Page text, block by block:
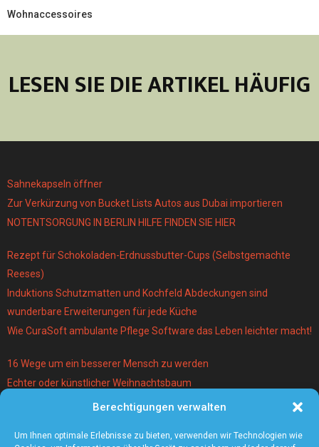
Berechtigungen verwalten
Um Ihnen optimale Erlebnisse zu bieten, verwenden wir Technologien wie
Wohnaccessoires
LESEN SIE DIE ARTIKEL HÄUFIG
Sahnekapseln öffner
Zur Verkürzung von Bucket Lists Autos aus Dubai importieren
NOTENTSORGUNG IN BERLIN HILFE FINDEN SIE HIER
Rezept für Schokoladen-Erdnussbutter-Cups (Selbstgemachte
Reeses)
Induktions Schutzmatten und Kochfeld Abdeckungen sind
wunderbare Erweiterungen für jede Küche
Wie CuraSoft ambulante Pflege Software das Leben leichter macht!
16 Wege um ein besserer Mensch zu werden
Echter oder künstlicher Weihnachtsbaum
Warum lohnt es sich einen Magier und Mentalist zu buchen?
Die 5 angesagtesten Schmuck-Trends 2021